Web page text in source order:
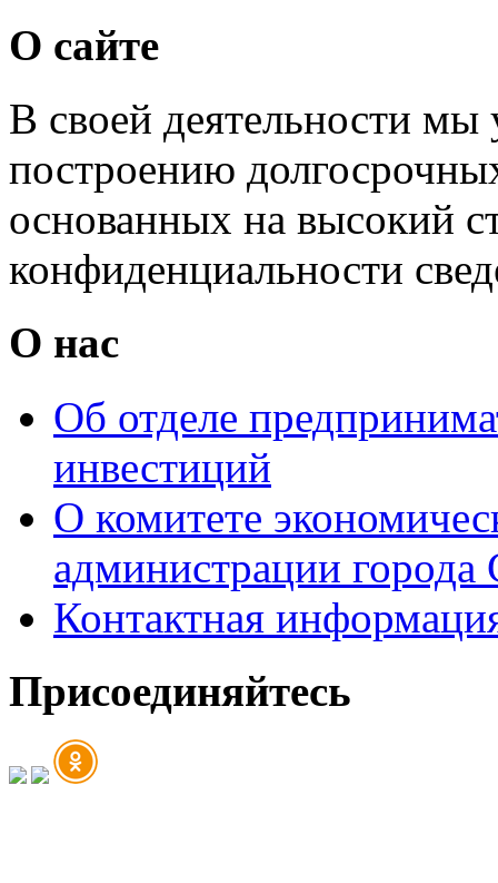
О сайте
В своей деятельности
построению
основанных на высокий
конфиденциальности
О нас
Об отделе
инвестиций
О комитете
администрации города
Контактная
Присоединяйтесь